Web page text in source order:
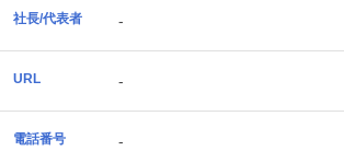
社長/代表者 -
URL -
電話番号 -